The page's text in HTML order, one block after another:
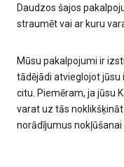
Daudzos šajos
straumēt vai ar kuru
Mūsu pakalpojumi ir
tādējādi atvieglojot jūsu
citu. Piemēram, ja jūsu
varat uz tās
norādījumus nokļūšanai